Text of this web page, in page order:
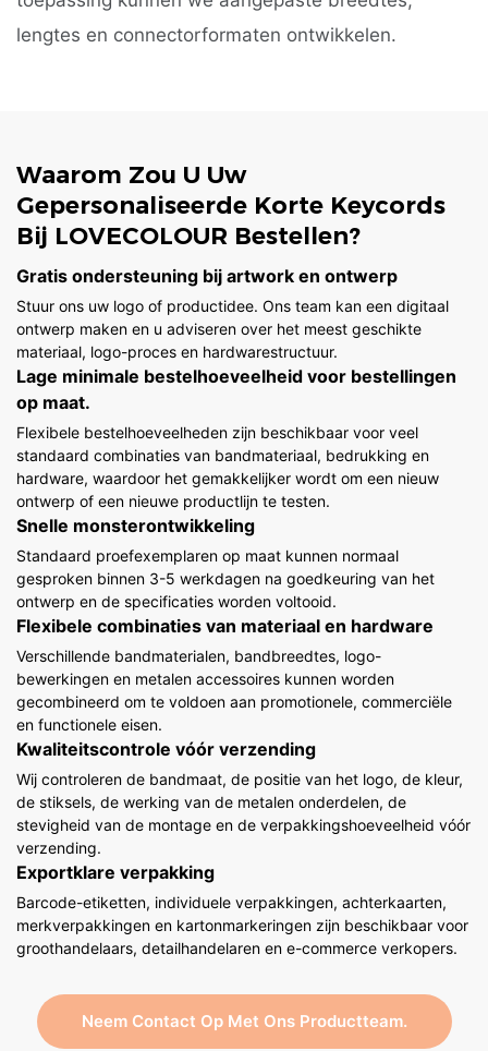
lengtes en connectorformaten ontwikkelen.
Waarom Zou U Uw
Gepersonaliseerde Korte Keycords
Bij LOVECOLOUR Bestellen?
Gratis ondersteuning bij artwork en ontwerp
Stuur ons uw logo of productidee. Ons team kan een digitaal
ontwerp maken en u adviseren over het meest geschikte
materiaal, logo-proces en hardwarestructuur.
Lage minimale bestelhoeveelheid voor bestellingen
op maat.
Flexibele bestelhoeveelheden zijn beschikbaar voor veel
standaard combinaties van bandmateriaal, bedrukking en
hardware, waardoor het gemakkelijker wordt om een ​​nieuw
ontwerp of een nieuwe productlijn te testen.
Snelle monsterontwikkeling
Standaard proefexemplaren op maat kunnen normaal
gesproken binnen 3-5 werkdagen na goedkeuring van het
ontwerp en de specificaties worden voltooid.
Flexibele combinaties van materiaal en hardware
Verschillende bandmaterialen, bandbreedtes, logo-
bewerkingen en metalen accessoires kunnen worden
gecombineerd om te voldoen aan promotionele, commerciële
en functionele eisen.
Kwaliteitscontrole vóór verzending
Wij controleren de bandmaat, de positie van het logo, de kleur,
de stiksels, de werking van de metalen onderdelen, de
stevigheid van de montage en de verpakkingshoeveelheid vóór
verzending.
Exportklare verpakking
Barcode-etiketten, individuele verpakkingen, achterkaarten,
merkverpakkingen en kartonmarkeringen zijn beschikbaar voor
groothandelaars, detailhandelaren en e-commerce verkopers.
Neem Contact Op Met Ons Productteam.